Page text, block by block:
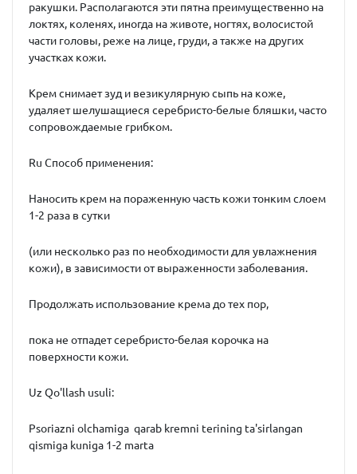
ракушки. Располагаются эти пятна преимущественно на
локтях, коленях, иногда на животе, ногтях, волосистой
части головы, реже на лице, груди, а также на других
участках кожи.
Кремснимает зуд и везикулярную сыпь на коже,
удаляет шелушащиеся серебристо-белые бляшки, часто
сопровождаемые грибком.
Ru Способ применения:
Наносить крем на пораженную часть кожи тонким слоем
1-2 раза в сутки
(или несколько раз по необходимости для увлажнения
кожи), в зависимости от выраженности заболевания.
Продолжать использование крема до тех пор,
пока не отпадет серебристо-белая корочка на
поверхности кожи.
Uz Qo'llash usuli:
Psoriazni olchamiga qarab kremni terining ta'sirlangan
qismiga kuniga 1-2 marta